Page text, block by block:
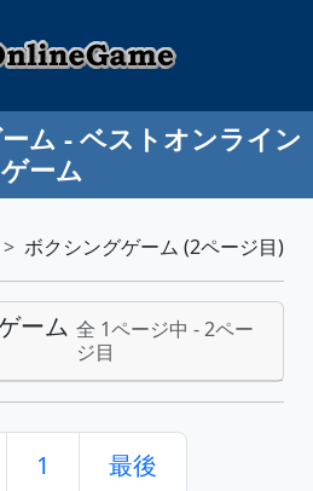
ム - ベストオンライン
ゲーム
ボクシングゲーム (2ページ目)
ーム 全 1ページ中 - 2ペー
ジ目
1 最後